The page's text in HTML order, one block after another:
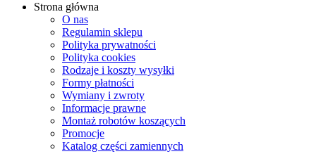
Strona główna
O nas
Regulamin sklepu
Polityka prywatności
Polityka cookies
Rodzaje i koszty wysyłki
Formy płatności
Wymiany i zwroty
Informacje prawne
Montaż robotów koszących
Promocje
Katalog części zamiennych